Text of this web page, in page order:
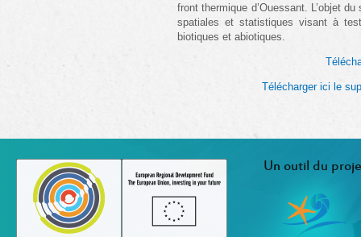
front thermique d’Ouessant. L’objet
spatiales et statistiques visant à
biotiques et abiotiques.
Télécharger ici le
Un outil du